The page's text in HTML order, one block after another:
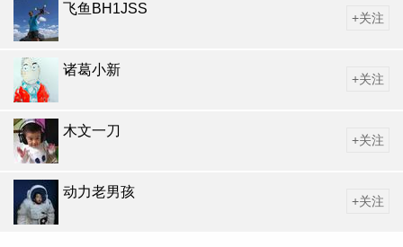
飞鱼BH1JSS
+关注
诸葛小新
+关注
木文一刀
+关注
动力老男孩
+关注